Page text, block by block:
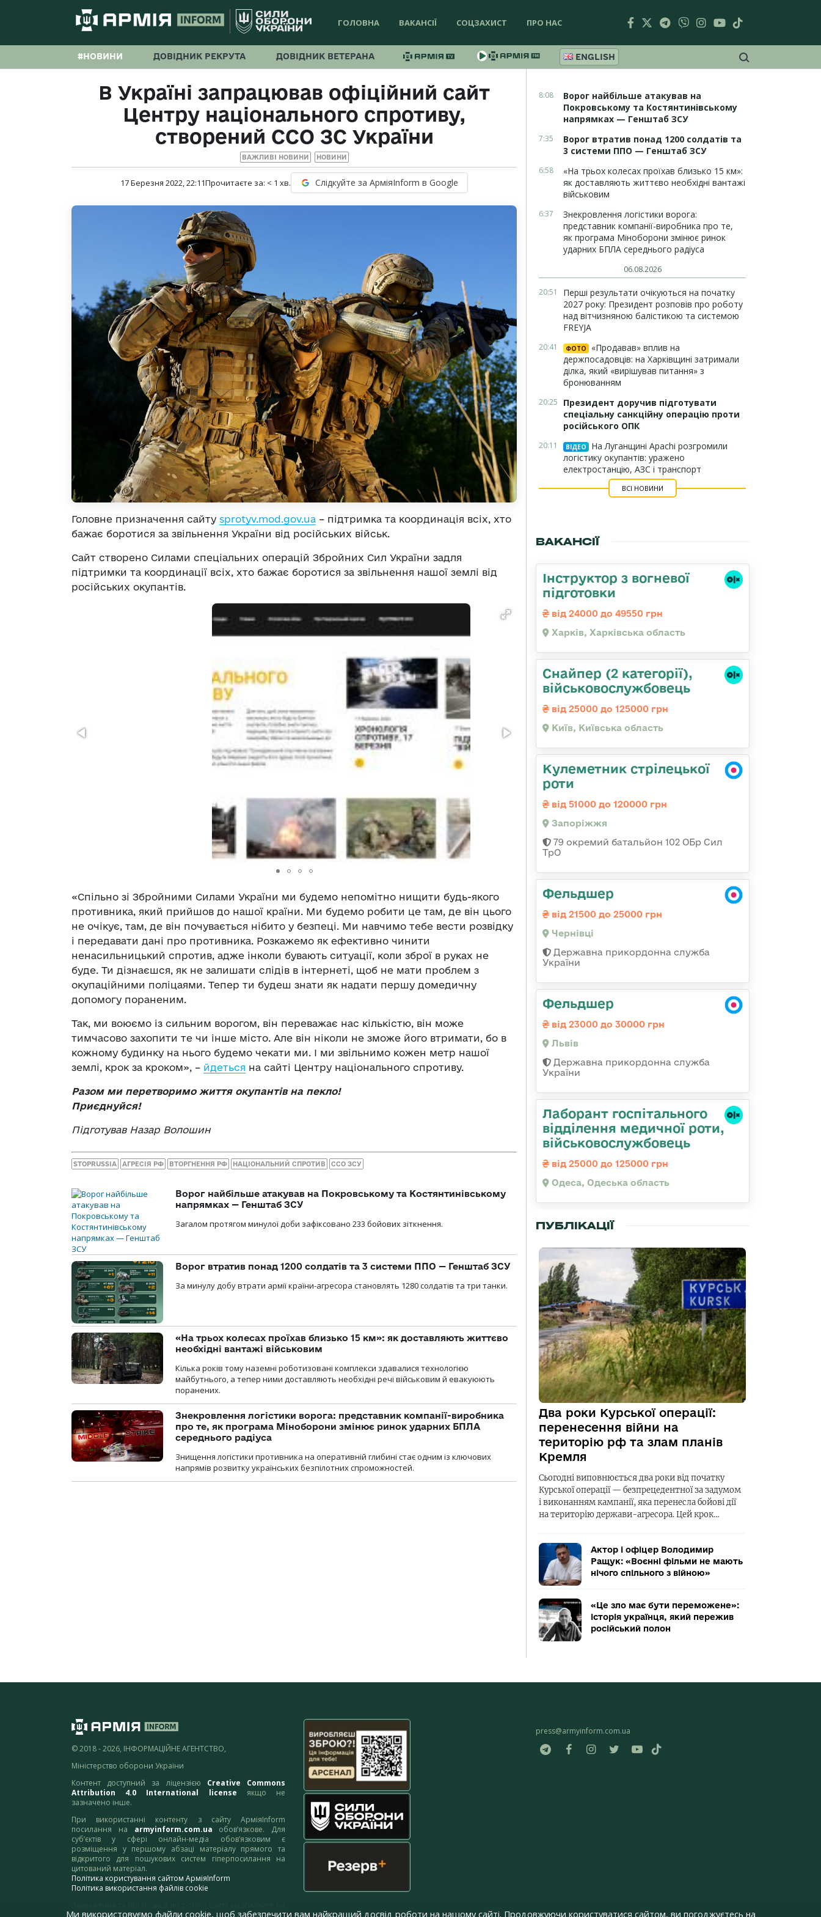
ГОЛОВНА ВАКАНСІЇ СОЦЗАХИСТ ПРО НАС
#НОВИНИ ДОВІДНИК РЕКРУТА ДОВІДНИК ВЕТЕРАНА ENGLISH
В Україні запрацював офіційний сайт
Центру національного спротиву,
створений ССО ЗС України
ВАЖЛИВІ НОВИНИ НОВИНИ
17 Березня 2022, 22:11Прочитаєте за: < 1 хв. Слідкуйте за АрміяInform в Google
Головне призначення сайту sprotyv.mod.gov.ua – підтримка та координація всіх, хто
бажає боротися за звільнення України від російських військ.
Сайт створено Силами спеціальних операцій Збройних Сил України задля
підтримки та координації всіх, хто бажає боротися за звільнення нашої землі від
російських окупантів.
«Спільно зі Збройними Силами України ми будемо непомітно нищити будь-якого
противника, який прийшов до нашої країни. Ми будемо робити це там, де він цього
не очікує, там, де він почувається нібито у безпеці. Ми навчимо тебе вести розвідку
і передавати дані про противника. Розкажемо як ефективно чинити
ненасильницький спротив, адже інколи бувають ситуації, коли зброї в руках не
буде. Ти дізнаєшся, як не залишати слідів в інтернеті, щоб не мати проблем з
окупаційними поліцаями. Тепер ти будеш знати як надати першу домедичну
допомогу пораненим.
Так, ми воюємо із сильним ворогом, він переважає нас кількістю, він може
тимчасово захопити те чи інше місто. Але він ніколи не зможе його втримати, бо в
кожному будинку на нього будемо чекати ми. І ми звільнимо кожен метр нашої
землі, крок за кроком», – йдеться на сайті Центру національного спротиву.
Разом ми перетворимо життя окупантів на пекло!
Приєднуйся!
Підготував Назар Волошин
STOPRUSSIA АГРЕСІЯ РФ ВТОРГНЕННЯ РФ НАЦІОНАЛЬНИЙ СПРОТИВ ССО ЗСУ
Ворог найбільше атакував на Покровському та Костянтинівському
напрямках — Генштаб ЗСУ
Загалом протягом минулої доби зафіксовано 233 бойових зіткнення.
Ворог втратив понад 1200 солдатів та 3 системи ППО — Генштаб ЗСУ
За минулу добу втрати армії країни-агресора становлять 1280 солдатів та три танки.
«На трьох колесах проїхав близько 15 км»: як доставляють життєво
необхідні вантажі військовим
Кілька років тому наземні роботизовані комплекси здавалися технологією
майбутнього, а тепер ними доставляють необхідні речі військовим й евакуюють
поранених.
Знекровлення логістики ворога: представник компанії-виробника
про те, як програма Міноборони змінює ринок ударних БПЛА
середнього радіуса
Знищення логістики противника на оперативній глибині стає одним із ключових
напрямів розвитку українських безпілотних спроможностей.
8:08
Ворог найбільше атакував на
Покровському та Костянтинівському
напрямках — Генштаб ЗСУ
7:35
Ворог втратив понад 1200 солдатів та
3 системи ППО — Генштаб ЗСУ
6:58
«На трьох колесах проїхав близько 15 км»:
як доставляють життєво необхідні вантажі
військовим
6:37
Знекровлення логістики ворога:
представник компанії-виробника про те,
як програма Міноборони змінює ринок
ударних БПЛА середнього радіуса
06.08.2026
20:51
Перші результати очікуються на початку
2027 року: Президент розповів про роботу
над вітчизняною балістикою та системою
FREYJA
20:41 ФОТО
«Продавав» вплив на
держпосадовців: на Харківщині затримали
ділка, який «вирішував питання» з
бронюванням
20:25
Президент доручив підготувати
спеціальну санкційну операцію проти
російського ОПК
20:11 ВІДЕО
На Луганщині Apachi розгромили
логістику окупантів: уражено
електростанцію, АЗС і транспорт
ВСІ НОВИНИ
ВАКАНСІЇ
Інструктор з вогневої
підготовки
від 24000 до 49550 грн
Харків, Харківська область
Снайпер (2 категорії),
військовослужбовець
від 25000 до 125000 грн
Київ, Київська область
Кулеметник стрілецької
роти
від 51000 до 120000 грн
Запоріжжя
79 окремий батальйон 102 ОБр Сил
ТрО
Фельдшер
від 21500 до 25000 грн
Чернівці
Державна прикордонна служба
України
Фельдшер
від 23000 до 30000 грн
Львів
Державна прикордонна служба
України
Лаборант госпітального
відділення медичної роти,
військовослужбовець
від 25000 до 125000 грн
Одеса, Одеська область
ПУБЛІКАЦІЇ
Два роки Курської операції:
перенесення війни на
територію рф та злам планів
Кремля
Сьогодні виповнюється два роки від початку
Курської операції — безпрецедентної за задумом
і виконанням кампанії, яка перенесла бойові дії
на територію держави-агресора. Цей крок…
Актор і офіцер Володимир
Ращук: «Воєнні фільми не мають
нічого спільного з війною»
«Це зло має бути переможене»:
історія українця, який пережив
російський полон
© 2018 - 2026, ІНФОРМАЦІЙНЕ АГЕНТСТВО,
Міністерство оборони України
Контент доступний за ліцензією Creative Commons
Attribution 4.0 International license якщо не
зазначено інше.
При використанні контенту з сайту АрміяInform
посилання на armyinform.com.ua обов’язкове. Для
суб’єктів у сфері онлайн-медіа обов’язковим є
розміщення у першому абзаці матеріалу прямого та
відкритого для пошукових систем гіперпосилання на
цитований матеріал.
Політика користування сайтом АрміяInform
Політика використання файлів cookie
press@armyinform.com.ua
Ми використовуємо файли cookie, щоб забезпечити вам найкращий досвід роботи на нашому сайті. Продовжуючи користуватися сайтом, ви погоджуєтесь на